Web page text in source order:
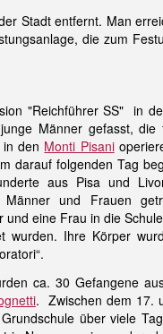
Stadt entfernt. Man
die zum
"Reichführer SS" in
Männer gefasst, die
den Monti Pisani
darauf folgenden Tag
aus Pisa und
Männer und Frauen
eine Frau in die
Ihre Körper
ca. 30 Gefangene
. Zwischen dem 17.
über viele